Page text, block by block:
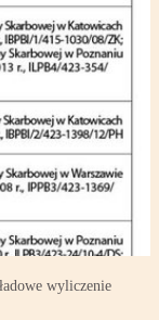
wyliczenie